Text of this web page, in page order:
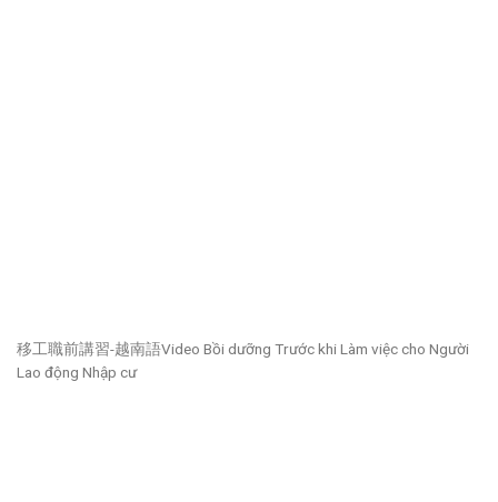
移工職前講習-越南語Video Bồi dưỡng Trước khi Làm việc cho Người
Lao động Nhập cư